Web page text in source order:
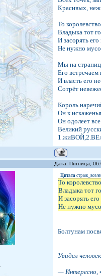
Красивых,
То
Владыка тот
И засорять
Не нужно
Мы на
Его
И власть его
Сотрёт
Король
Он к
Он одолеет
Великий
Дата: Пятница,
Цитата
То
Владыка тот
И засорять
Не нужно
Болтунам
Увидел
— Интересно,